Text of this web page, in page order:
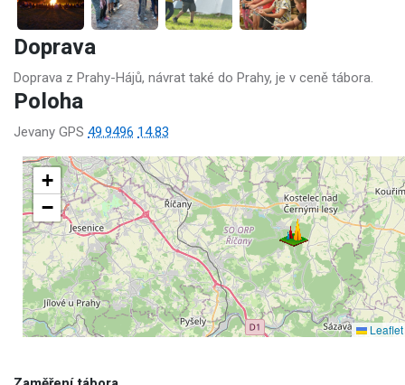
Doprava
Doprava z Prahy-Hájů, návrat také do Prahy, je v ceně tábora.
Poloha
Jevany GPS 49.9496 14.83
+
−
Leaflet